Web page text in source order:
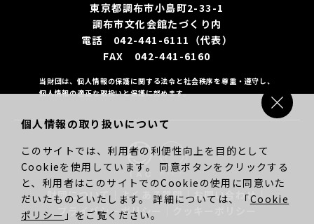
東京都調布市小島町2-33-1
調布市文化会館たづくり内
電話 042-441-6111（代表）
FAX 042-441-6160
当財団は、個人情報の保護に関する法令と社会秩序を尊重・遵守し、
個人情報の適正な取扱いと保護に努めます。
財団について｜よくある質問｜お問い合わせ｜
プライバシーポリシー
個人情報の取り扱いについて
このサイトでは、利用者の利便性向上を目的として
Cookieを使用しています。 同意ボタンをクリックする
と、利用者はこのサイトでのCookieの使用に同意いた
だいたものといたします。 詳細については、「Cookie
ポリシー 」をご覧ください。